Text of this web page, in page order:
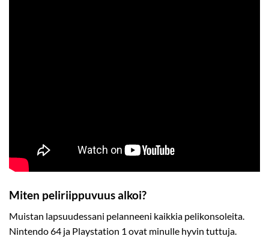
Miten peliriippuvuus alkoi?
Muistan lapsuudessani pelanneeni kaikkia pelikonsoleita.
Nintendo 64 ja Playstation 1 ovat minulle hyvin tuttuja.